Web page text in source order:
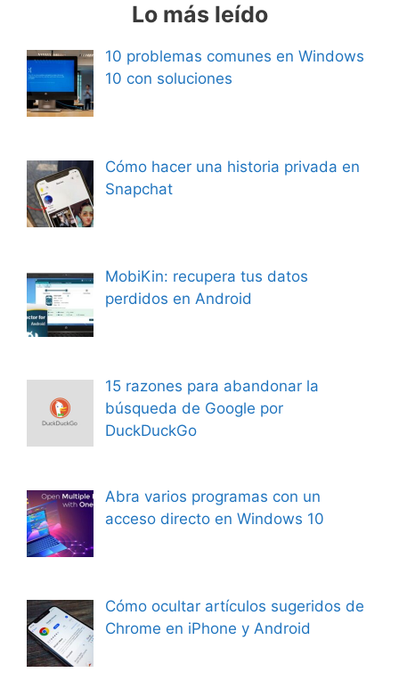
Lo más leído
10 problemas comunes en Windows
10 con soluciones
Cómo hacer una historia privada en
Snapchat
MobiKin: recupera tus datos
perdidos en Android
15 razones para abandonar la
búsqueda de Google por
DuckDuckGo
Abra varios programas con un
acceso directo en Windows 10
Cómo ocultar artículos sugeridos de
Chrome en iPhone y Android